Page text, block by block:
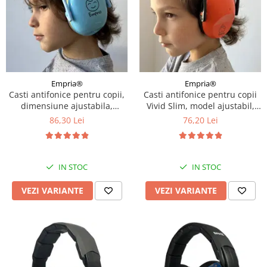
Empria®
Casti antifonice pentru copii,
dimensiune ajustabila,
Empria, Diverse culori
86,30 Lei
IN STOC
VEZI VARIANTE
Empria®
Casti antifonice pentru copii
Vivid Slim, model ajustabil,
Empria, Diverse culori
76,20 Lei
IN STOC
VEZI VARIANTE